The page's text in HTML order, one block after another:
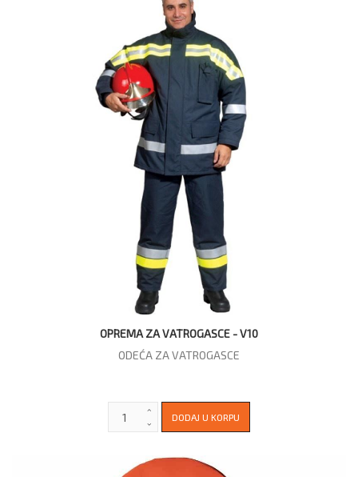
OPREMA ZA VATROGASCE - V10
ODEĆA ZA VATROGASCE